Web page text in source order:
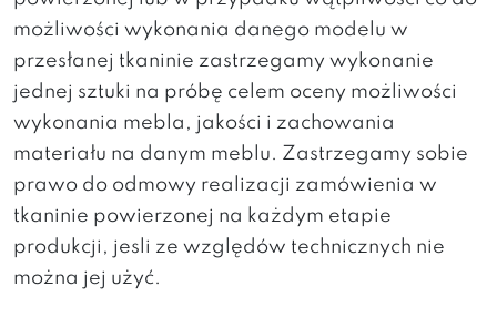
możliwości wykonania danego modelu w
przesłanej tkaninie zastrzegamy wykonanie
jednej sztuki na próbę celem oceny możliwości
wykonania mebla, jakości i zachowania
materiału na danym meblu. Zastrzegamy sobie
prawo do odmowy realizacji zamówienia w
tkaninie powierzonej na każdym etapie
produkcji, jesli ze względów technicznych nie
można jej użyć.